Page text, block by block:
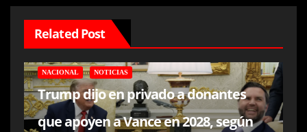
Related Post
NACIONAL NOTICIAS
Trump dijo en privado a donantes
que apoyen a Vance en 2028, según